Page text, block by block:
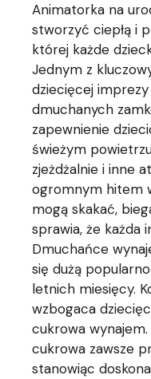
Animatorka na
stworzyć ciepłą i
której każde
Jednym z
dziecięcej
dmuchanych
zapewnienie
świeżym
zjeżdżalnie i inne
ogromnym hitem
mogą skakać,
sprawia, że każda
Dmuchańce
się dużą
letnich miesięcy.
wzbogaca
cukrowa
cukrowa zawsze
stanowiąc